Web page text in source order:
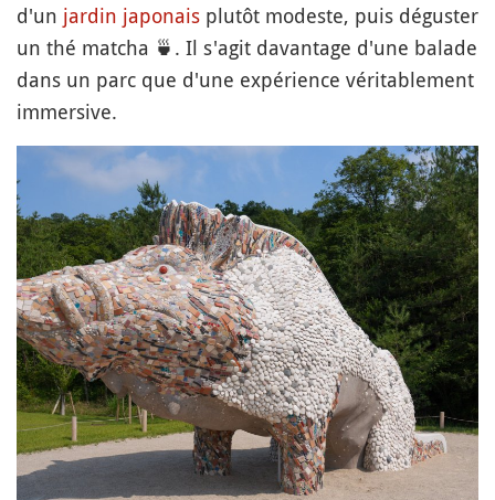
d'un jardin japonais plutôt modeste, puis déguster
un thé matcha 🍵 . Il s'agit davantage d'une balade
dans un parc que d'une expérience véritablement
immersive.